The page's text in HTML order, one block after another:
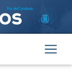
Par del Condado